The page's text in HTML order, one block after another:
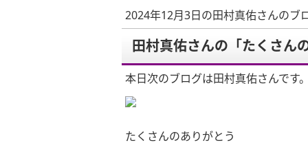
2024年12月3日の田村真佑さんのブ
田村真佑さんの「たくさん
本日次のブログは田村真佑さんです。
たくさんのありがとう